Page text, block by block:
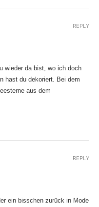
wieder da bist, wo ich doch
hast du dekoriert. Bei dem
aus dem
REPLY
ein bisschen zurück in Mode
REPLY